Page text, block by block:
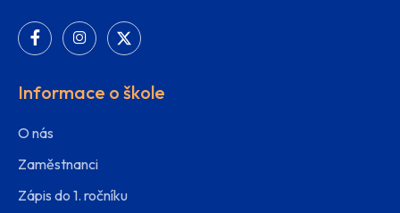
Informace o škole
O nás
Zaměstnanci
Zápis do 1. ročníku